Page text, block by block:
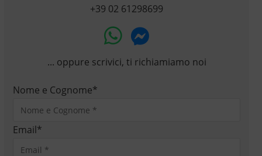
+39 02 61298699
... oppure scrivici, ti richiamiamo noi
Nome e Cognome*
Email*